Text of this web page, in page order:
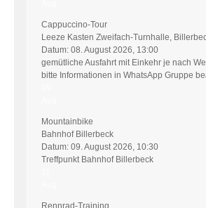
Cappuccino-Tour
Leeze Kasten Zweifach-Turnhalle,
Datum: 08. August 2026, 13:00
gemütliche Ausfahrt mit Einkehr je nach
bitte Informationen in WhatsApp Gruppe
Mountainbike
Bahnhof Billerbeck
Datum: 09. August 2026, 10:30
Treffpunkt Bahnhof Billerbeck
Rennrad-Training